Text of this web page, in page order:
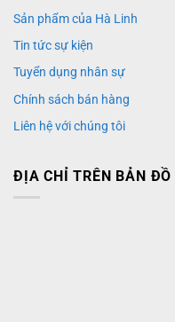
Sản phẩm của Hà Linh
Tin tức sự kiện
Tuyển dụng nhân sự
Chính sách bán hàng
Liên hệ với chúng tôi
ĐỊA CHỈ TRÊN BẢN ĐỒ